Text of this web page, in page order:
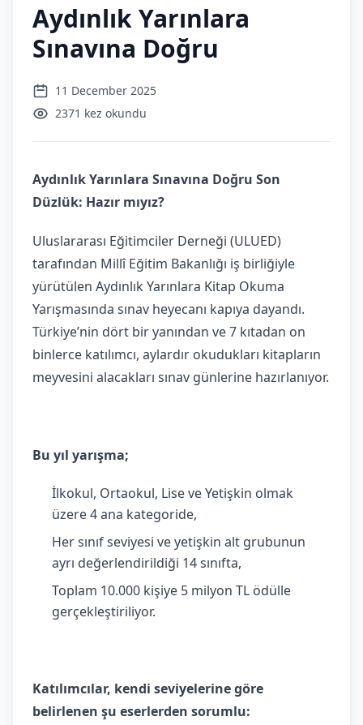
Aydınlık Yarınlara
Sınavına Doğru
11 December 2025
2371 kez okundu
Aydınlık Yarınlara Sınavına Doğru Son
Düzlük: Hazır mıyız?
Uluslararası Eğitimciler Derneği (ULUED)
tarafından Millî Eğitim Bakanlığı iş birliğiyle
yürütülen Aydınlık Yarınlara Kitap Okuma
Yarışmasında sınav heyecanı kapıya dayandı.
Türkiye’nin dört bir yanından ve 7 kıtadan on
binlerce katılımcı, aylardır okudukları kitapların
meyvesini alacakları sınav günlerine hazırlanıyor.
Bu yıl yarışma;
İlkokul, Ortaokul, Lise ve Yetişkin olmak
üzere 4 ana kategoride,
Her sınıf seviyesi ve yetişkin alt grubunun
ayrı değerlendirildiği 14 sınıfta,
Toplam 10.000 kişiye 5 milyon TL ödülle
gerçekleştiriliyor.
Katılımcılar, kendi seviyelerine göre
belirlenen şu eserlerden sorumlu: